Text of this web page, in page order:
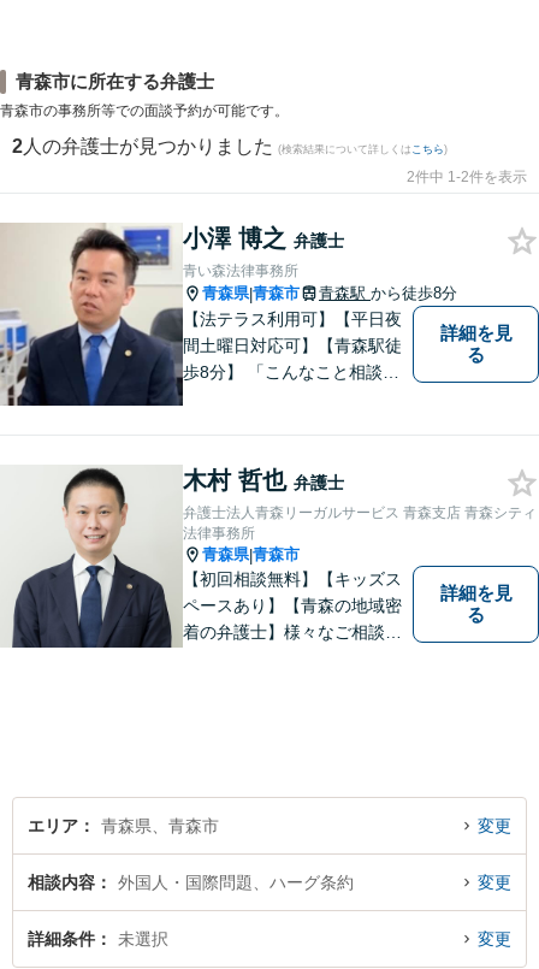
青森市に所在する弁護士
青森市の事務所等での面談予約が可能です。
2 人の弁護士が見つかりました (検索結果について詳しくは こちら)
2件中 1-2件を表示
小澤 博之 弁護士
青い森法律事務所
青森県|青森市 青森駅 から徒歩8分
【法テラス利用可】【平日夜
間土曜日対応可】【青森駅徒
歩8分】 「こんなこと相談し
い。 皆様が抱えている問題に
真摯に向き合い、ともに解決
いたします。
詳細を見
る
木村 哲也 弁護士
弁護士法人青森リーガルサービス 青森支店 青森シティ
法律事務所
青森県|青森市
【初回相談無料】【キッズス
ペースあり】【青森の地域密
着の弁護士】様々なご相談・
詳細を見
る
エリア 青森県、青森市 変更
相談内容 外国人・国際問題、ハーグ条約 変更
詳細条件 未選択 変更